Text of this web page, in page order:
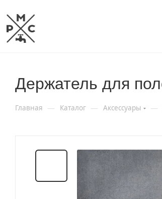
Держатель для
Главная — Каталог — Аксессуары —